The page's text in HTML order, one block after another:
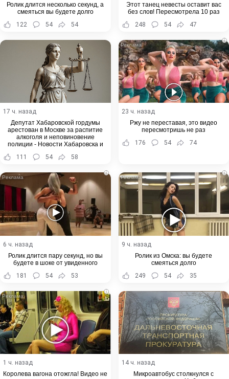
Ролик длится несколько секунд, а
смеяться вы будете долго
122
54 54
Этот танец невесты оставит вас
без слов! Пересмотрела 10 раз
248
54 47
17 ч. назад
Депутат Хабаровской гордумы
арестован в Москве за распитие
алкоголя и неповиновение
полиции - Новости Хабаровска и
111 54 58
i
23 ч. назад
Ржу не переставая, это видео
пересмотришь не раз
176
54 74
i
6 ч. назад
Ролик длится пару секунд, но вы
будете в шоке от увиденного
181
54 53
i
9 ч. назад
Ролик из Омска: вы будете
смеяться долго
249
54 35
i
1 ч. назад
Королева вагона отожгла! Видео не
14 ч. назад
Микроавтобус столкнулся с